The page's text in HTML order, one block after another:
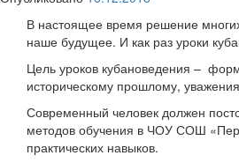
В настоящее время решение
наше будущее. И как раз уроки
Цель уроков кубановедения –
историческому прошлому,
Современный человек должен
методов обучения в ЧОУ СОШ
практических навыков.